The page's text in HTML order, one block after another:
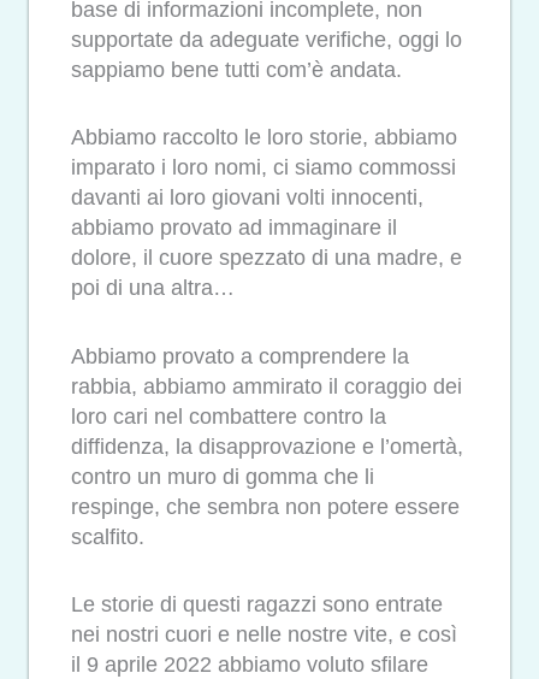
base di informazioni incomplete, non
supportate da adeguate verifiche, oggi lo
sappiamo bene tutti com’è andata.
Abbiamo raccolto le loro storie, abbiamo
imparato i loro nomi, ci siamo commossi
davanti ai loro giovani volti innocenti,
abbiamo provato ad immaginare il
dolore, il cuore spezzato di una madre, e
poi di una altra…
Abbiamo provato a comprendere la
rabbia, abbiamo ammirato il coraggio dei
loro cari nel combattere contro la
diffidenza, la disapprovazione e l’omertà,
contro un muro di gomma che li
respinge, che sembra non potere essere
scalfito.
Le storie di questi ragazzi sono entrate
nei nostri cuori e nelle nostre vite, e così
il 9 aprile 2022 abbiamo voluto sfilare